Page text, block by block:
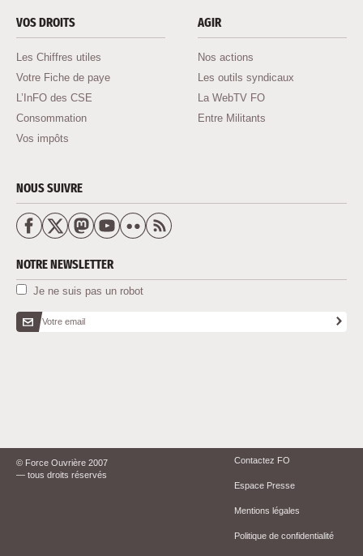
VOS DROITS
Les Chiffres utiles
Votre Fiche de paye
L’InFO des CSE
Consommation
Vos impôts
AGIR
Nos actions
Les outils syndicaux
La WebTV FO
Entre Militants
NOUS SUIVRE
NOTRE NEWSLETTER
Je ne suis pas un robot
Votre email
© Force Ouvrière 2007
— tous droits réservés
Contactez FO
Espace Presse
Mentions légales
Politique de confidentialité